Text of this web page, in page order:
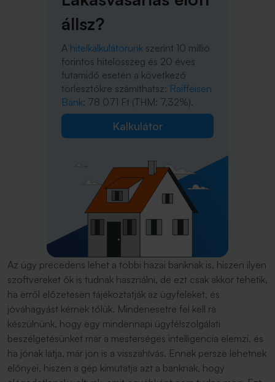
állsz?
A hitelkalkulátorunk szerint 10 millió
forintos hitelösszeg és 20 éves
futamidő esetén a következő
törlesztőkre számíthatsz: Raiffeisen
Bank: 78 071 Ft (THM: 7,32%).
Kalkulátor
Az ügy precedens lehet a többi hazai banknak is, hiszen ilyen
szoftvereket ők is tudnak használni, de ezt csak akkor tehetik,
ha erről előzetesen tájékoztatják az ügyfeleket, és
jóváhagyást kérnek tőlük. Mindenesetre fel kell rá
készülnünk, hogy egy mindennapi ügyfélszolgálati
beszélgetésünket már a mesterséges intelligencia elemzi, és
ha jónak látja, már jön is a visszahívás. Ennek persze lehetnek
előnyei, hiszen a gép kimutatja azt a banknak, hogy